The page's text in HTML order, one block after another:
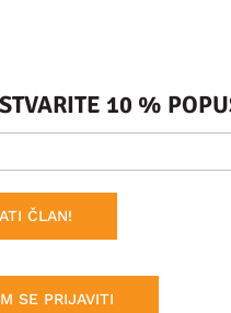
10 %
ČLAN!
SE PRIJAVITI